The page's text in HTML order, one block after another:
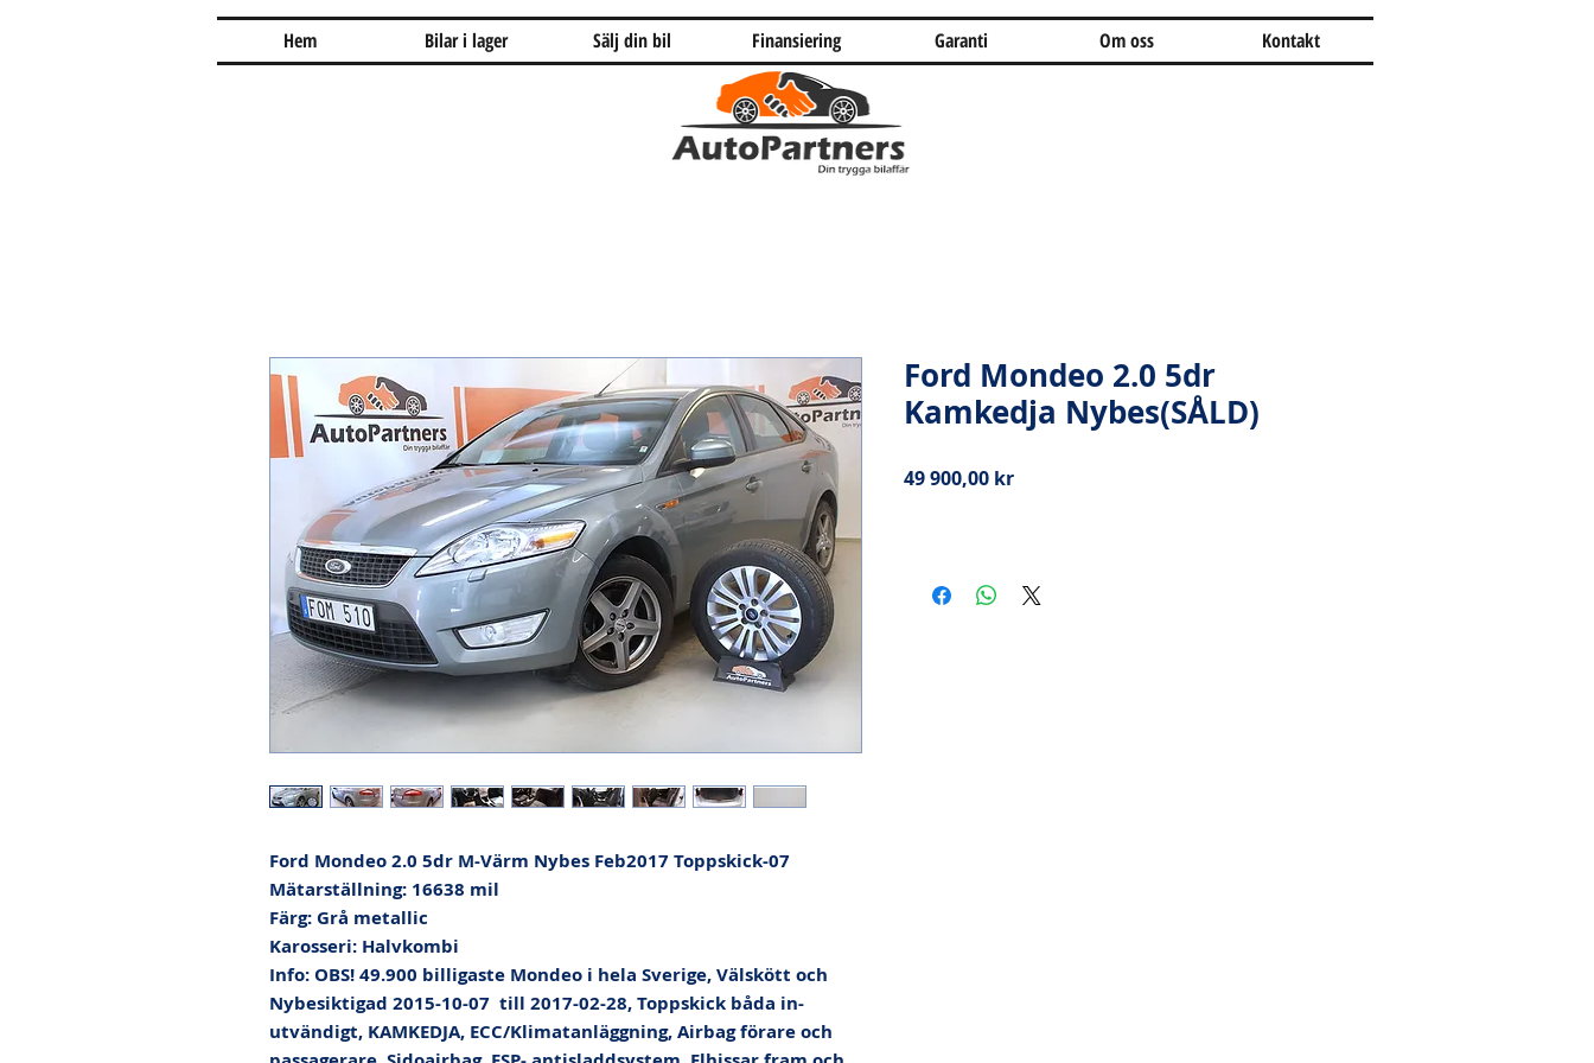
Hem Bilar i lager Sälj din bil Finansiering Garanti Om oss Kontakt
Ford Mondeo 2.0 5dr M-Värm Nybes Feb2017 Toppskick-07
Mätarställning: 16638 mil
Färg: Grå metallic
Karosseri: Halvkombi
Info: OBS! 49.900 billigaste Mondeo i hela Sverige, Välskött och
Nybesiktigad 2015-10-07  till 2017-02-28, Toppskick båda in-
utvändigt, KAMKEDJA, ECC/Klimatanläggning, Airbag förare och
Ford Mondeo 2.0 5dr
Kamkedja Nybes(SÅLD)
49 900,00 krPris